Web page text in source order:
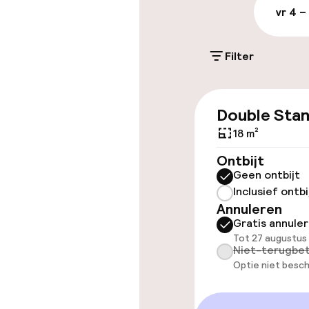
terrein
€ 16,00 per dag
Overal
Lift
Zwemmen &
vr 4 –
Filter
Double
18 m²
Ontbijt
Geen ontbijt
Inclusief
Annuleren
Gratis
Tot 27 augustus
Niet-
Optie niet